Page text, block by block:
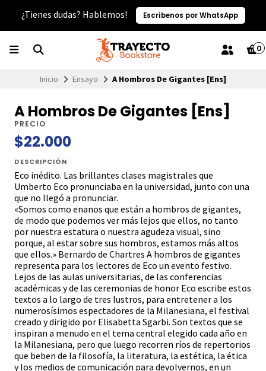
¿Tienes dudas? Hablemos! Escríbenos por WhatsApp
0
Inicio Ensayo A Hombros De Gigantes [Ens]
A Hombros De Gigantes [Ens]
PRECIO
$22.000
DESCRIPCIÓN
Eco inédito. Las brillantes clases magistrales que
Umberto Eco pronunciaba en la universidad, junto con una
que no llegó a pronunciar.
«Somos como enanos que están a hombros de gigantes,
de modo que podemos ver más lejos que ellos, no tanto
por nuestra estatura o nuestra agudeza visual, sino
porque, al estar sobre sus hombros, estamos más altos
que ellos.» Bernardo de Chartres A hombros de gigantes
representa para los lectores de Eco un evento festivo.
Lejos de las aulas universitarias, de las conferencias
académicas y de las ceremonias de honor Eco escribe estos
textos a lo largo de tres lustros, para entretener a los
numerosísimos espectadores de la Milanesiana, el festival
creado y dirigido por Elisabetta Sgarbi. Son textos que se
inspiran a menudo en el tema central elegido cada año en
la Milanesiana, pero que luego recorren ríos de repertorios
que beben de la filosofía, la literatura, la estética, la ética
y los medios de comunicación para devolvernos, en un